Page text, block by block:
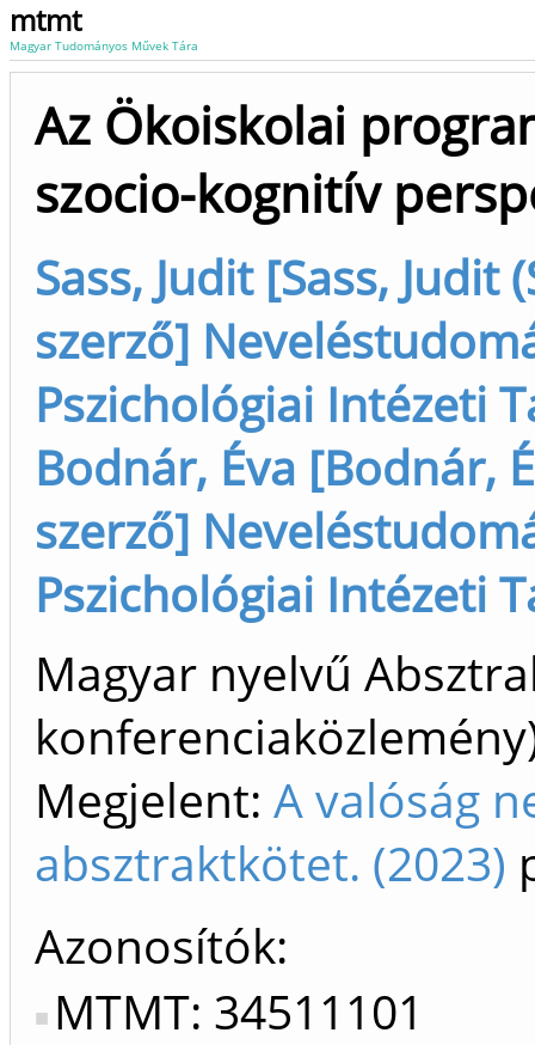
mtmt
Magyar Tudományos Művek Tára
Az Ökoiskolai
szocio-kognitív
Sass, Judit [Sass, Judit
szerző]
Pszichológiai Intézeti
Bodnár, Éva [Bodnár,
szerző]
Pszichológiai Intézeti
Magyar nyelvű
Megjelent: A valóság
absztraktkötet. (2023)
Azonosítók
MTMT: 34511101